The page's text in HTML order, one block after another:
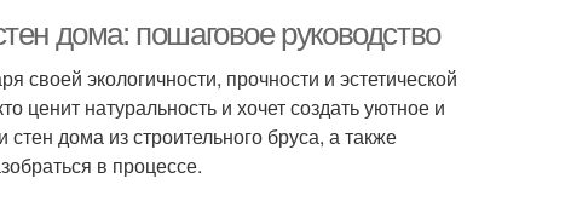
дома: пошаговое руководство
своей экологичности, прочности и эстетической
ценит натуральность и хочет создать уютное и
дома из строительного бруса, а также
в процессе.